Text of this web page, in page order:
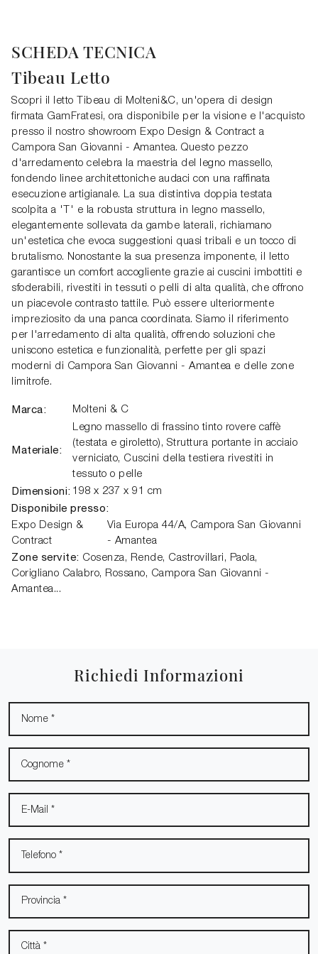
SCHEDA TECNICA
Tibeau Letto
Scopri il letto Tibeau di Molteni&C, un'opera di design
firmata GamFratesi, ora disponibile per la visione e l'acquisto
presso il nostro showroom Expo Design & Contract a
Campora San Giovanni - Amantea. Questo pezzo
d'arredamento celebra la maestria del legno massello,
fondendo linee architettoniche audaci con una raffinata
esecuzione artigianale. La sua distintiva doppia testata
scolpita a 'T' e la robusta struttura in legno massello,
elegantemente sollevata da gambe laterali, richiamano
un'estetica che evoca suggestioni quasi tribali e un tocco di
brutalismo. Nonostante la sua presenza imponente, il letto
garantisce un comfort accogliente grazie ai cuscini imbottiti e
sfoderabili, rivestiti in tessuti o pelli di alta qualità, che offrono
un piacevole contrasto tattile. Può essere ulteriormente
impreziosito da una panca coordinata. Siamo il riferimento
per l'arredamento di alta qualità, offrendo soluzioni che
uniscono estetica e funzionalità, perfette per gli spazi
moderni di Campora San Giovanni - Amantea e delle zone
limitrofe.
Marca: Molteni & C
Materiale:
Legno massello di frassino tinto rovere caffè
(testata e giroletto), Struttura portante in acciaio
verniciato, Cuscini della testiera rivestiti in
tessuto o pelle
Dimensioni: 198 x 237 x 91 cm
Disponibile presso:
Expo Design &
Contract
Via Europa 44/A, Campora San Giovanni
- Amantea
Zone servite: Cosenza, Rende, Castrovillari, Paola,
Corigliano Calabro, Rossano, Campora San Giovanni -
Amantea...
Richiedi Informazioni